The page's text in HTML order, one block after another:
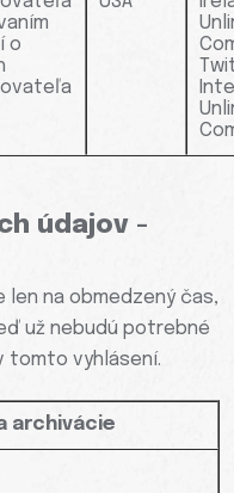
o
údajov -
len na obmedzený čas,
už nebudú potrebné
tomto vyhlásení.
archivácie